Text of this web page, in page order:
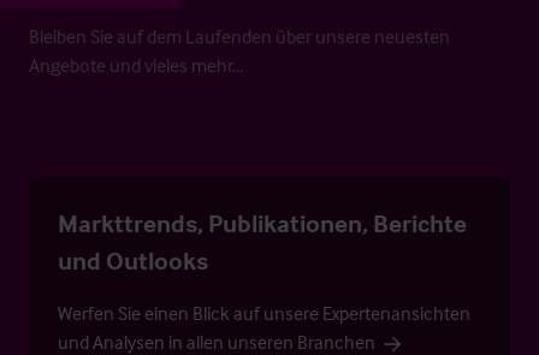
Bleiben Sie auf dem Laufenden über unsere neuesten
Angebote und vieles mehr…
Markttrends, Publikationen, Berichte
und Outlooks
Werfen Sie einen Blick auf unsere Expertenansichten
und Analysen in allen unseren Branchen